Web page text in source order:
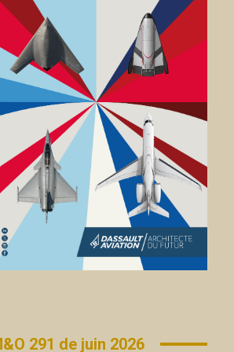
291 de juin 2026